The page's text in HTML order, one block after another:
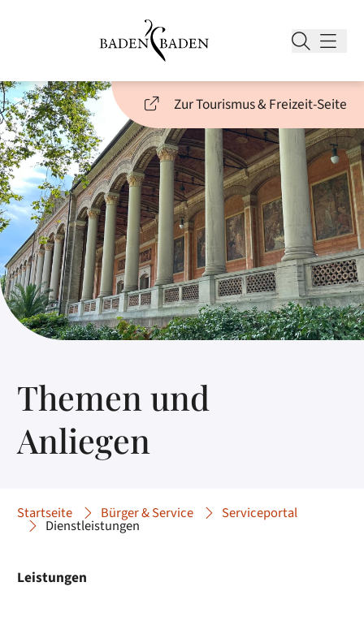
Zur Tourismus & Freizeit-Seite
Themen und
Anliegen
Startseite Bürger & Service Serviceportal
Dienstleistungen
Leistungen